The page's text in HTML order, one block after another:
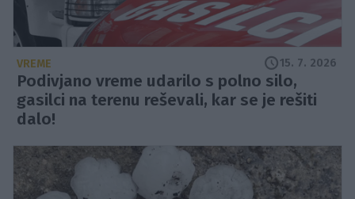
VREME 15. 7. 2026
Podivjano vreme udarilo s polno silo,
gasilci na terenu reševali, kar se je rešiti
dalo!